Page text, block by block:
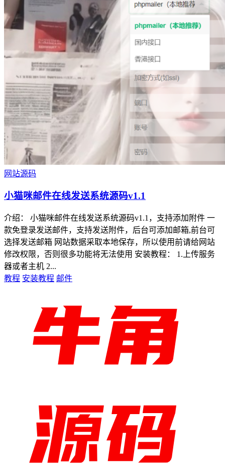
网站源码
小猫咪邮件在线发送系统源码v1.1
介绍： 小猫咪邮件在线发送系统源码v1.1，支持添加附件 一
款免登录发送邮件，支持发送附件，后台可添加邮箱,前台可
选择发送邮箱 网站数据采取本地保存，所以使用前请给网站
修改权限，否则很多功能将无法使用 安装教程： 1.上传服务
器或者主机 2...
教程 安装教程 邮件